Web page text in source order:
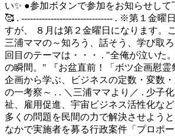
い✨ ●参加ボタンで参加をお知らせし
🥰 . ------------------------------- . ※第１金曜
すが、 ８月は第２金曜日になります。
三浦ママの～知ろう、話そう、学び取
回目のテーマは・・・ . "全俺が泣いた
の瞬間。" 『お盆直前！「ボツ企画慰霊
企画から学ぶ、ビジネスの定数・変数
の一考察～ . . ＼三浦ママより／ . 少子
祉、雇用促進、宇宙ビジネス活性化な
多くの問題を民間の力で解決させよう
なかで実施者を募る行政案件「プロポ